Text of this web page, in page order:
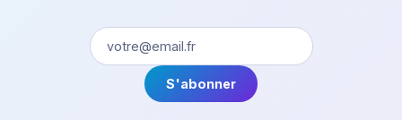
S'abonner